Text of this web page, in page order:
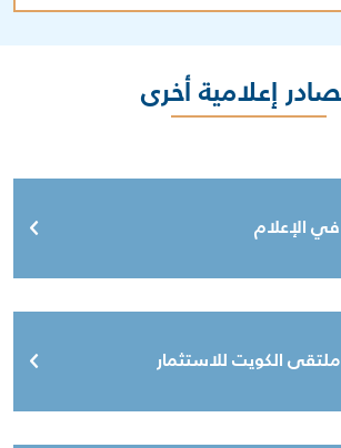
إعلامية أخرى
في الإعلام
ملتقى الكويت للاستثمار